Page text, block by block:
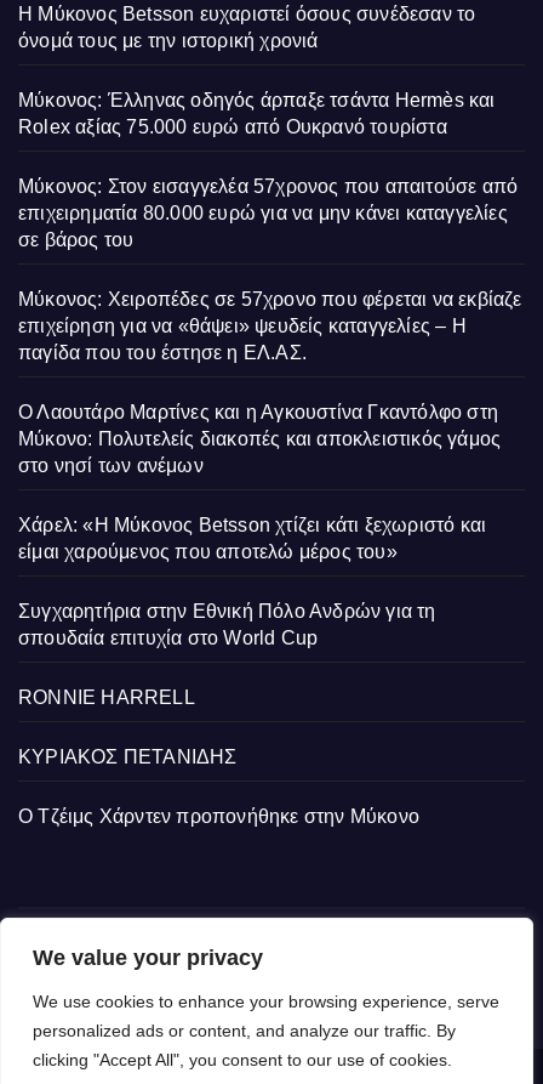
We value your privacy
We use cookies to enhance your browsing experience, serve
personalized ads or content, and analyze our traffic. By
clicking "Accept All", you consent to our use of cookies.
Η Μύκονος Betsson ευχαριστεί όσους συνέδεσαν το
όνομά τους με την ιστορική χρονιά
Μύκονος: Έλληνας οδηγός άρπαξε τσάντα Hermès και
Rolex αξίας 75.000 ευρώ από Ουκρανό τουρίστα
Μύκονος: Στον εισαγγελέα 57χρονος που απαιτούσε από
επιχειρηματία 80.000 ευρώ για να μην κάνει καταγγελίες
σε βάρος του
Μύκονος: Χειροπέδες σε 57χρονο που φέρεται να εκβίαζε
επιχείρηση για να «θάψει» ψευδείς καταγγελίες – Η
παγίδα που του έστησε η ΕΛ.ΑΣ.
Ο Λαουτάρο Μαρτίνες και η Αγκουστίνα Γκαντόλφο στη
Μύκονο: Πολυτελείς διακοπές και αποκλειστικός γάμος
στο νησί των ανέμων
Χάρελ: «Η Μύκονος Betsson χτίζει κάτι ξεχωριστό και
είμαι χαρούμενος που αποτελώ μέρος του»
Συγχαρητήρια στην Εθνική Πόλο Ανδρών για τη
σπουδαία επιτυχία στο World Cup
RONNIE HARRELL
ΚΥΡΙΑΚΟΣ ΠΕΤΑΝΙΔΗΣ
Ο Τζέιμς Χάρντεν προπονήθηκε στην Μύκονο